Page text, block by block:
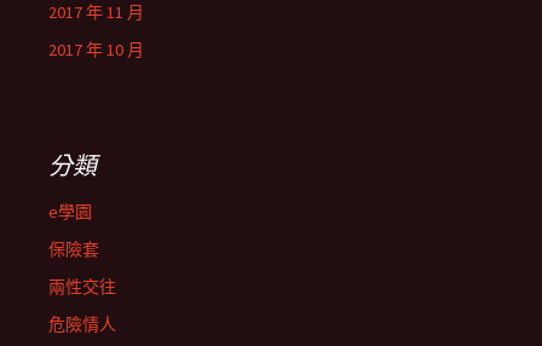
2017 年 11 月
2017 年 10 月
分類
e學園
保險套
兩性交往
危險情人